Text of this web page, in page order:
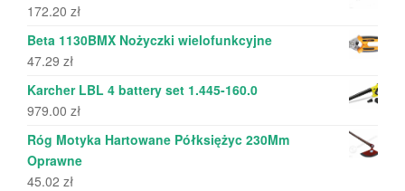
172.20 zł
Beta 1130BMX Nożyczki wielofunkcyjne
47.29 zł
Karcher LBL 4 battery set 1.445-160.0
979.00 zł
Róg Motyka Hartowane Półksiężyc 230Mm
Oprawne
45.02 zł